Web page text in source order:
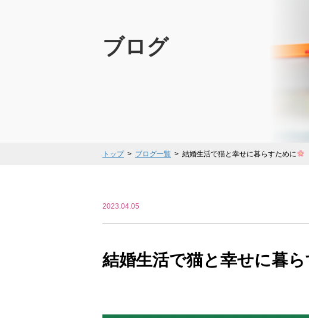
ブログ
トップ ブログ一覧 結婚生活で猫と幸せに暮らすために
2023.04.05
結婚生活で猫と幸せに暮